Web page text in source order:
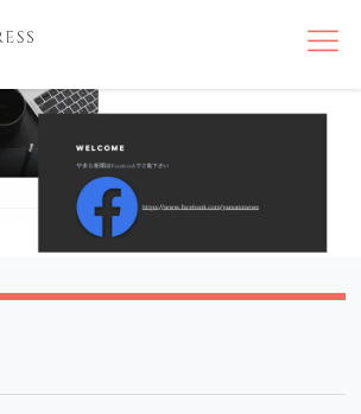
nav